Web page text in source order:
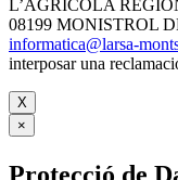
L’AGRICOLA
08199 MONISTROL
informatica@larsa-
interposar una
X
×
Protecció de